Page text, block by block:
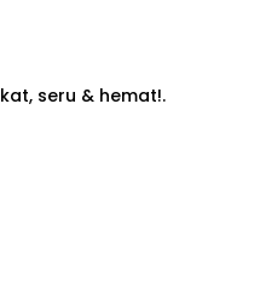
seru & hemat!.